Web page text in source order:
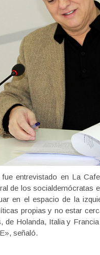
entrevistado en La
de los socialdemócratas
en el espacio de la
propias y no estar
de Holanda, Italia y
señaló.